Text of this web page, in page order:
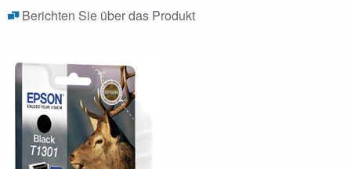
Berichten Sie über das Produkt